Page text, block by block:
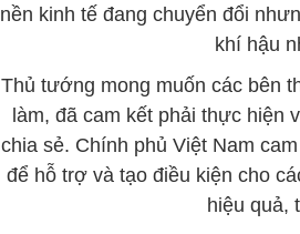
nền kinh tế đang chuyển đổi
khí hậu
Thủ tướng mong muốn các bên
làm, đã cam kết phải thực hiện
chia sẻ. Chính phủ Việt Nam
để hỗ trợ và tạo điều kiện cho
hiệu quả,